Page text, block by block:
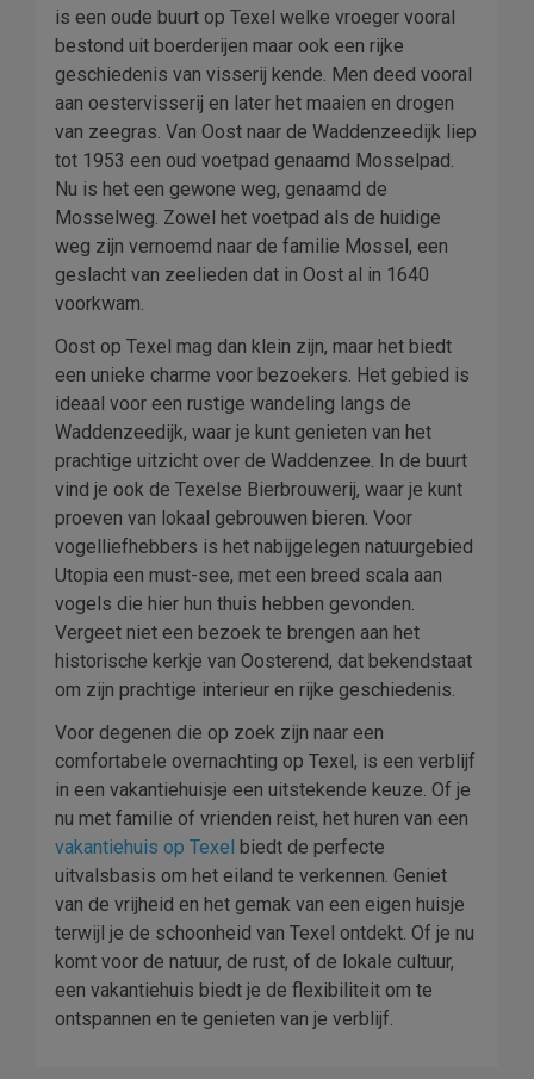
is een oude buurt op Texel welke vroeger vooral
bestond uit boerderijen maar ook een rijke
geschiedenis van visserij kende. Men deed vooral
aan oestervisserij en later het maaien en drogen
van zeegras. Van Oost naar de Waddenzeedijk liep
tot 1953 een oud voetpad genaamd Mosselpad.
Nu is het een gewone weg, genaamd de
Mosselweg. Zowel het voetpad als de huidige
weg zijn vernoemd naar de familie Mossel, een
geslacht van zeelieden dat in Oost al in 1640
voorkwam.
Oost op Texel mag dan klein zijn, maar het biedt
een unieke charme voor bezoekers. Het gebied is
ideaal voor een rustige wandeling langs de
Waddenzeedijk, waar je kunt genieten van het
prachtige uitzicht over de Waddenzee. In de buurt
vind je ook de Texelse Bierbrouwerij, waar je kunt
proeven van lokaal gebrouwen bieren. Voor
vogelliefhebbers is het nabijgelegen natuurgebied
Utopia een must-see, met een breed scala aan
vogels die hier hun thuis hebben gevonden.
Vergeet niet een bezoek te brengen aan het
historische kerkje van Oosterend, dat bekendstaat
om zijn prachtige interieur en rijke geschiedenis.
Voor degenen die op zoek zijn naar een
comfortabele overnachting op Texel, is een verblijf
in een vakantiehuisje een uitstekende keuze. Of je
nu met familie of vrienden reist, het huren van een
vakantiehuis op Texel biedt de perfecte
uitvalsbasis om het eiland te verkennen. Geniet
van de vrijheid en het gemak van een eigen huisje
terwijl je de schoonheid van Texel ontdekt. Of je nu
komt voor de natuur, de rust, of de lokale cultuur,
een vakantiehuis biedt je de flexibiliteit om te
ontspannen en te genieten van je verblijf.